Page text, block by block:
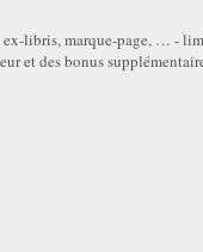
libris, marque-page, … -
et des bonus